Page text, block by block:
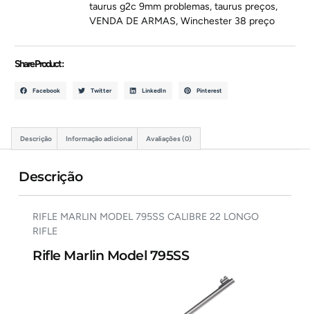
taurus g2c 9mm problemas,taurus preços,
VENDA DE ARMAS,Winchester 38 preço
Share Product :
Facebook Twitter LinkedIn Pinterest
Descrição Informação adicional Avaliações (0)
Descrição
RIFLE MARLIN MODEL 795SS CALIBRE 22 LONGO
RIFLE
Rifle Marlin Model 795SS